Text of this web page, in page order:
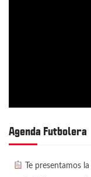
Agenda Futbolera
Te presentamos la